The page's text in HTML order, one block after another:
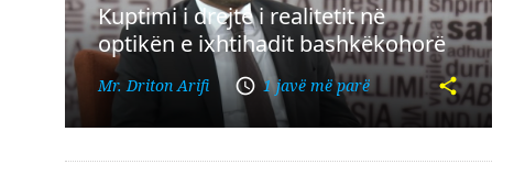
Kuptimi i drejtë i realitetit në
optikën e ixhtihadit bashkëkohorë
Mr. Driton Arifi 1 javë më parë